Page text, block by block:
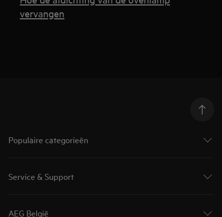
vervangen
Populaire categorieën
Service & Support
AEG België